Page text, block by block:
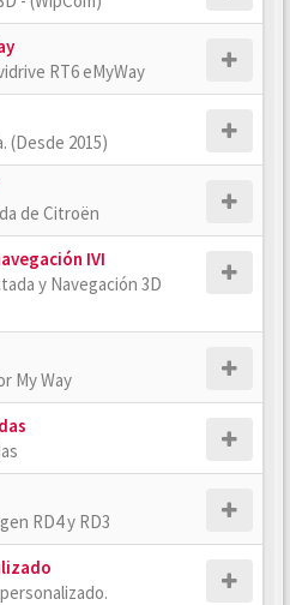
RT6 eMyWay
(Desde 2015)
de Citroën
IVI
y Navegación 3D
My Way
RD4 y RD3